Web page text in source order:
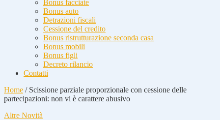
Bonus facciate
Bonus auto
Detrazioni fiscali
Cessione del credito
Bonus ristrutturazione seconda casa
Bonus mobili
Bonus figli
Decreto rilancio
Contatti
Home / Scissione parziale proporzionale con cessione delle
partecipazioni: non vi è carattere abusivo
Altre Novità